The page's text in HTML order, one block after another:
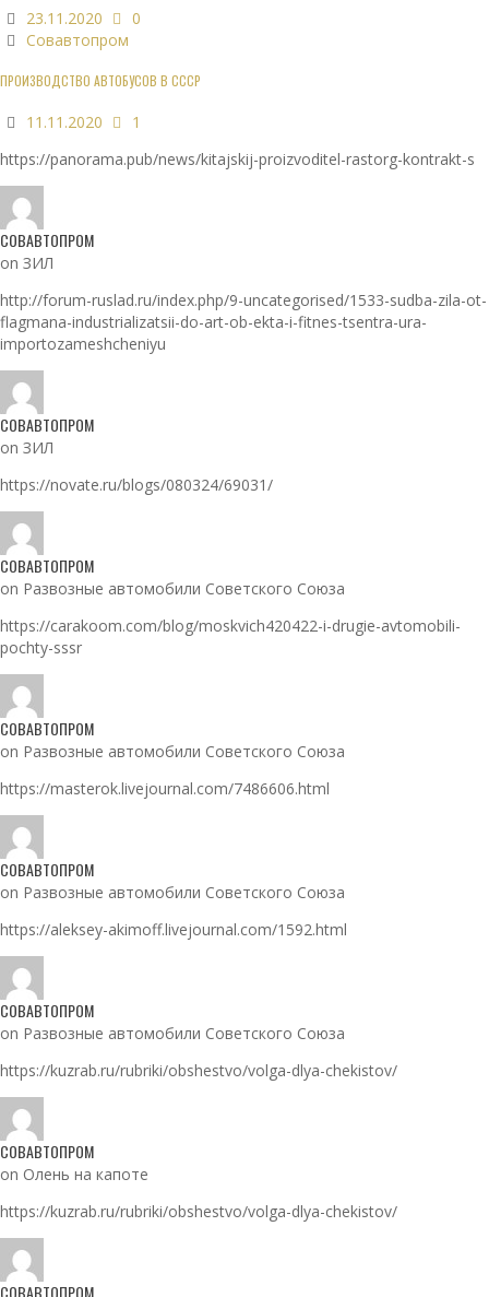
23.11.2020
0
Совавтопром
ПРОИЗВОДСТВО АВТОБУСОВ В СССР
11.11.2020
1
https://panorama.pub/news/kitajskij-proizvoditel-rastorg-kontrakt-s
СОВАВТОПРОМ
on ЗИЛ
http://forum-ruslad.ru/index.php/9-uncategorised/1533-sudba-zila-ot-
flagmana-industrializatsii-do-art-ob-ekta-i-fitnes-tsentra-ura-
importozameshcheniyu
СОВАВТОПРОМ
on ЗИЛ
https://novate.ru/blogs/080324/69031/
СОВАВТОПРОМ
on Развозные автомобили Советского Союза
https://carakoom.com/blog/moskvich420422-i-drugie-avtomobili-
pochty-sssr
СОВАВТОПРОМ
on Развозные автомобили Советского Союза
https://masterok.livejournal.com/7486606.html
СОВАВТОПРОМ
on Развозные автомобили Советского Союза
https://aleksey-akimoff.livejournal.com/1592.html
СОВАВТОПРОМ
on Развозные автомобили Советского Союза
https://kuzrab.ru/rubriki/obshestvo/volga-dlya-chekistov/
СОВАВТОПРОМ
on Олень на капоте
https://kuzrab.ru/rubriki/obshestvo/volga-dlya-chekistov/
СОВАВТОПРОМ